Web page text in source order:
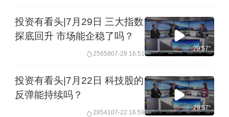
投资有看头|7月29日 三大指数
探底回升 市场能企稳了吗？
2565807-29 16:51
29'57''
投资有看头|7月22日 科技股的
反弹能持续吗？
2854107-22 16:59
29'57''